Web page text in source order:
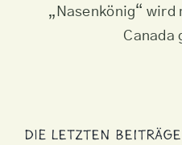
„Nasenkönig“
Canada
Die letzten Beiträge